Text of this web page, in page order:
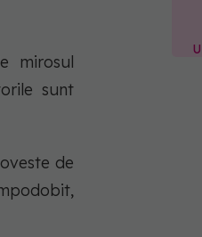
mirosul
sunt
de